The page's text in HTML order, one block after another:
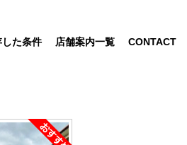
した条件 店舗案内一覧 CONTACT